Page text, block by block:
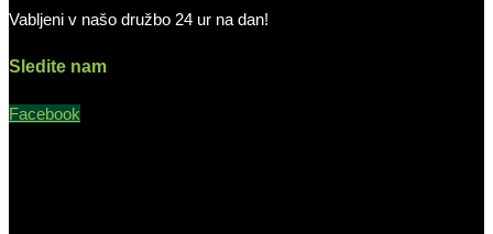
Vabljeni v našo družbo 24 ur na dan!
Sledite nam
Facebook